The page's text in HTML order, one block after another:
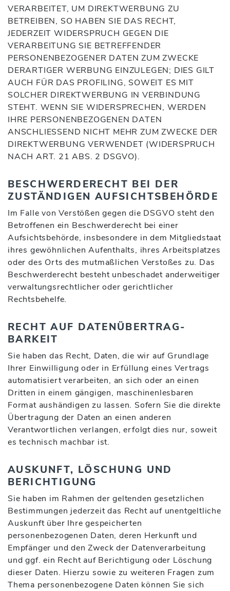
VERARBEITET, UM DIREKTWERBUNG ZU
BETREIBEN, SO HABEN SIE DAS RECHT,
JEDERZEIT WIDERSPRUCH GEGEN DIE
VERARBEITUNG SIE BETREFFENDER
PERSONENBEZOGENER DATEN ZUM ZWECKE
DERARTIGER WERBUNG EINZULEGEN; DIES GILT
AUCH FÜR DAS PROFILING, SOWEIT ES MIT
SOLCHER DIREKTWERBUNG IN VERBINDUNG
STEHT. WENN SIE WIDERSPRECHEN, WERDEN
IHRE PERSONENBEZOGENEN DATEN
ANSCHLIESSEND NICHT MEHR ZUM ZWECKE DER
DIREKTWERBUNG VERWENDET (WIDERSPRUCH
NACH ART. 21 ABS. 2 DSGVO).
BESCHWERDE­RECHT BEI DER
ZUSTÄNDIGEN AUFSICHTS­BEHÖRDE
Im Falle von Verstößen gegen die DSGVO steht den
Betroffenen ein Beschwerderecht bei einer
Aufsichtsbehörde, insbesondere in dem Mitgliedstaat
ihres gewöhnlichen Aufenthalts, ihres Arbeitsplatzes
oder des Orts des mutmaßlichen Verstoßes zu. Das
Beschwerderecht besteht unbeschadet anderweitiger
verwaltungsrechtlicher oder gerichtlicher
Rechtsbehelfe.
RECHT AUF DATEN­ÜBERTRAG­
BARKEIT
Sie haben das Recht, Daten, die wir auf Grundlage
Ihrer Einwilligung oder in Erfüllung eines Vertrags
automatisiert verarbeiten, an sich oder an einen
Dritten in einem gängigen, maschinenlesbaren
Format aushändigen zu lassen. Sofern Sie die direkte
Übertragung der Daten an einen anderen
Verantwortlichen verlangen, erfolgt dies nur, soweit
es technisch machbar ist.
AUSKUNFT, LÖSCHUNG UND
BERICHTIGUNG
Sie haben im Rahmen der geltenden gesetzlichen
Bestimmungen jederzeit das Recht auf unentgeltliche
Auskunft über Ihre gespeicherten
personenbezogenen Daten, deren Herkunft und
Empfänger und den Zweck der Datenverarbeitung
und ggf. ein Recht auf Berichtigung oder Löschung
dieser Daten. Hierzu sowie zu weiteren Fragen zum
Thema personenbezogene Daten können Sie sich